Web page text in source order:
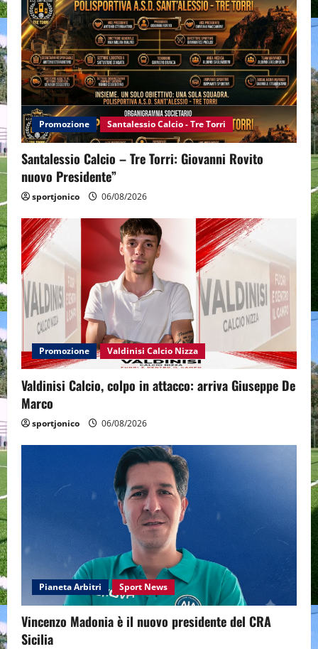
Promozione Santalessio Calcio - Tre Torri
Santalessio Calcio – Tre Torri: Giovanni Rovito
nuovo Presidente”
sportjonico 06/08/2026
Promozione Valdinisi Calcio Nizza
Valdinisi Calcio, colpo in attacco: arriva Giuseppe De
Marco
sportjonico 06/08/2026
Pianeta Arbitri Sport News
Vincenzo Madonia è il nuovo presidente del CRA
Sicilia